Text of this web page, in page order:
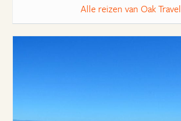
Alle reizen van Oak Travel